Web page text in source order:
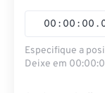
00 : 00 : 00 .
Especifique a
Deixe em